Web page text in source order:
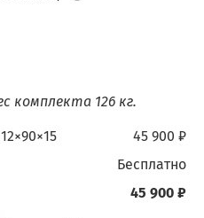
комплекта 126 кг.
45 900 ₽
бесплатно
45 900 ₽